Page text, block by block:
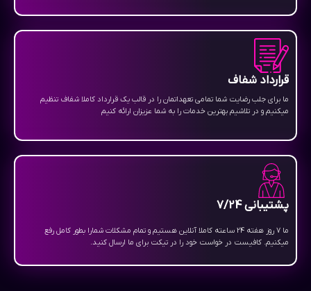
قرارداد شفاف
ما برای جلب رضایت شما تمامی تعهداتمان را در قالب یک قرارداد کاملا شفاف تنظیم
میکنیم و در تلاشیم بهترین خدمات را به شما عزیزان ارائه کنیم
پشتیبانی 7/24
ما 7 روز هفته 24 ساعته کاملا آنلاین هستیم و تمام مشکلات شمارا بطور کامل رفع
میکنیم. کافیست در خواست خود را در تیکت برای ما ارسال کنید.